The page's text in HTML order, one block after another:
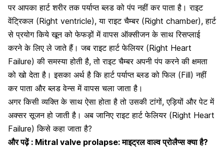
पर आपका हार्ट शरीर तक पर्याप्त ब्लड को पंप नहीं कर पाता है। राइट
वेंट्रिकल (Right ventricle), या राइट चैम्बर (Right chamber), हार्ट
से प्रयोग किये खून को फेफड़ों में वापस ऑक्सीजन के साथ रिसप्लाई
करने के लिए ले जाते हैं। जब राइट हार्ट फेलियर (Right Heart
Failure) की समस्या होती है, तो राइट चैम्बर अपनी पंप करने की क्षमता
को खो देता है। इसका अर्थ है कि हार्ट पर्याप्त ब्लड को फिल (Fill) नहीं
कर पाता और ब्लड वेन्स में वापस चला जाता है।
अगर किसी व्यक्ति के साथ ऐसा होता है तो उसकीटांगों, एड़ियों और पेट में
अक्सर सूजन हो जाती है। अब जानिए राइट हार्ट फेलियर (Right Heart
Failure) किसे कहा जाता है?
और पढ़ें : Mitral valve prolapse: माइट्रल वाल्व प्रोलैप्स क्या है?